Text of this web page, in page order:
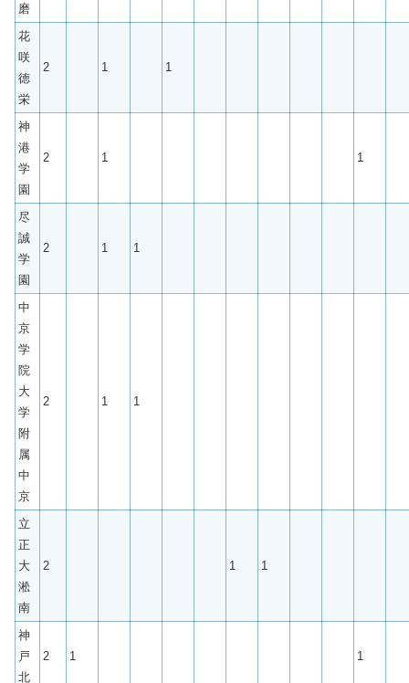
磨
花
咲
徳
栄
2 1 1
神
港
学
園
2 1 1
尽
誠
学
園
2 1 1
中
京
学
院
大
学
附
属
中
京
2 1 1
立
正
大
淞
南
2 1 1
神
戸
北
2 1 1